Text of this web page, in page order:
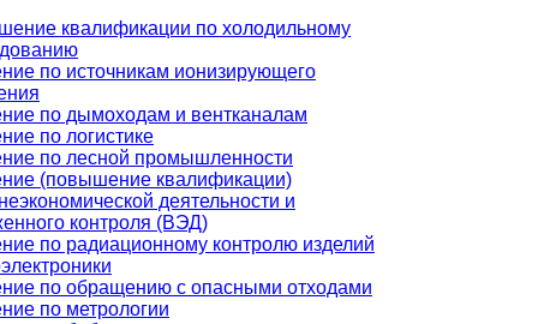
квалификации по холодильному
по источникам ионизирующего
по дымоходам и вентканалам
по логистике
по лесной промышленности
(повышение квалификации)
деятельности и
контроля (ВЭД)
по радиационному контролю изделий
по обращению с опасными отходами
по метрологии